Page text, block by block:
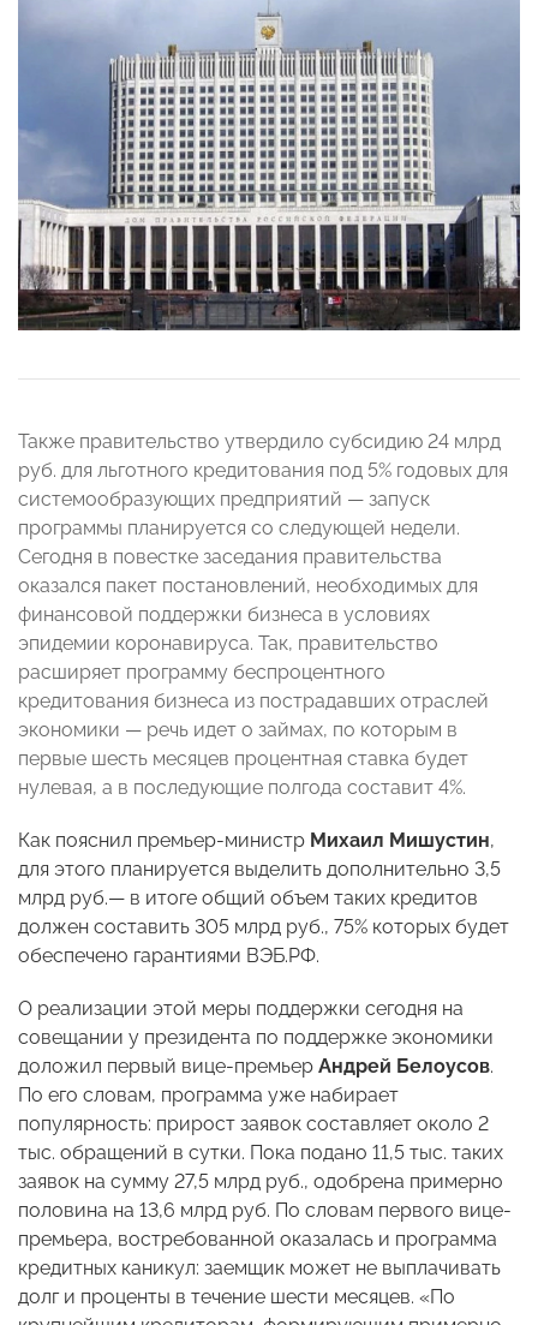
Также правительство утвердило субсидию 24 млрд
руб. для льготного кредитования под 5% годовых для
системообразующих предприятий — запуск
программы планируется со следующей недели.
Сегодня в повестке заседания правительства
оказался пакет постановлений, необходимых для
финансовой поддержки бизнеса в условиях
эпидемии коронавируса. Так, правительство
расширяет программу беспроцентного
кредитования бизнеса из пострадавших отраслей
экономики — речь идет о займах, по которым в
первые шесть месяцев процентная ставка будет
нулевая, а в последующие полгода составит 4%.
Как пояснил премьер-министр Михаил Мишустин,
для этого планируется выделить дополнительно 3,5
млрд руб.— в итоге общий объем таких кредитов
должен составить 305 млрд руб., 75% которых будет
обеспечено гарантиями ВЭБ.РФ.
О реализации этой меры поддержки сегодня на
совещании у президента по поддержке экономики
доложил первый вице-премьер Андрей Белоусов.
По его словам, программа уже набирает
популярность: прирост заявок составляет около 2
тыс. обращений в сутки. Пока подано 11,5 тыс. таких
заявок на сумму 27,5 млрд руб., одобрена примерно
половина на 13,6 млрд руб. По словам первого вице-
премьера, востребованной оказалась и программа
кредитных каникул: заемщик может не выплачивать
долг и проценты в течение шести месяцев. «По